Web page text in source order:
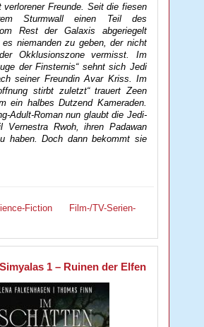
Freunde. Seit die fiesen
Sturmwall einen Teil des
Rest der Galaxis abgeriegelt
niemanden zu geben, der nicht
Okklusionszone vermisst. Im
der Finsternis“ sehnt sich Jedi
seiner Freundin Avar Kriss. Im
stirbt zuletzt“ trauert Zeen
ein halbes Dutzend Kameraden.
Adult-Roman nun glaubt die Jedi-
Vernestra Rwoh, ihren Padawan
haben. Doch dann bekommt sie
Fiction
Film-/TV-Serien-
1 – Ruinen der Elfen